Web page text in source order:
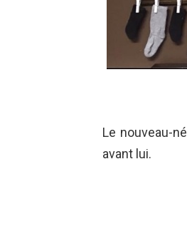
Le nouveau-
avant lui.